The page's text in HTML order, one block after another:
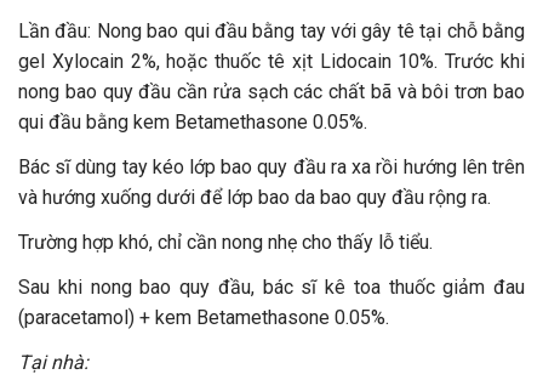
Lần đầu: Nong bao qui đầu bằng tay với gây tê tại chỗ bằng
gel Xylocain 2%, hoặc thuốc tê xịt Lidocain 10%. Trước khi
nong bao quy đầu cần rửa sạch các chất bã và bôi trơn bao
qui đầu bằng kem Betamethasone 0.05%.
Bác sĩ dùng tay kéo lớp bao quy đầu ra xa rồi hướng lên trên
và hướng xuống dưới để lớp bao da bao quy đầu rộng ra.
Trường hợp khó, chỉ cần nong nhẹ cho thấy lỗ tiểu.
Sau khi nong bao quy đầu, bác sĩ kê toa thuốc giảm đau
(paracetamol) + kem Betamethasone 0.05%.
Tại nhà: